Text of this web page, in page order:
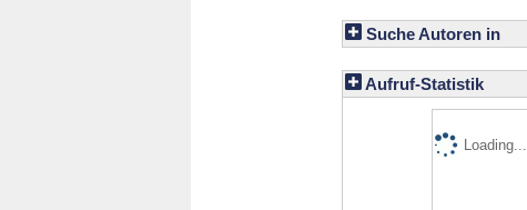
Suche Autoren in
Aufruf-Statistik
Loading...